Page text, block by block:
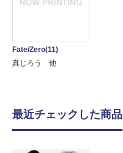
Fate/Zero(11)
真じろう 他
最近チェックした商品